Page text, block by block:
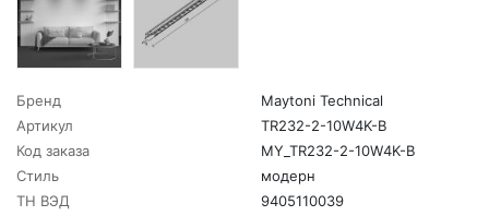
Бренд
Maytoni Technical
Артикул
TR232-2-10W4K-B
Код заказа
MY_TR232-2-10W4K-B
Стиль
модерн
ТН ВЭД
9405110039